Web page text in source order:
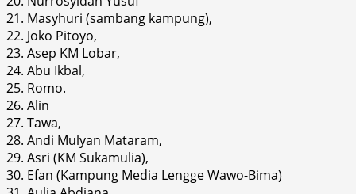
21. Masyhuri (sambang kampung),
22. Joko Pitoyo,
23. Asep KM Lobar,
24. Abu Ikbal,
25. Romo.
26. Alin
27. Tawa,
28. Andi Mulyan Mataram,
29. Asri (KM Sukamulia),
30. Efan (Kampung Media Lengge Wawo-Bima)